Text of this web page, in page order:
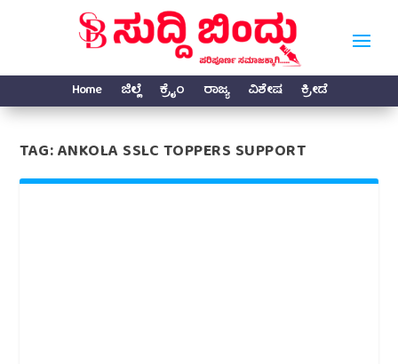
Home ಜಿಲ್ಲೆ ಕ್ರೈಂ ರಾಜ್ಯ ವಿಶೇಷ ಕ್ರೀಡೆ
TAG:ANKOLA SSLC TOPPERS SUPPORT